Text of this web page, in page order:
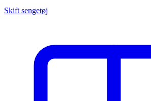
Skift sengetøj